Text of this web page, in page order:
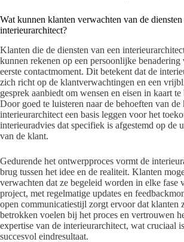
Wat kunnen klanten verwachten van de diensten
interieurarchitect?
Klanten die de diensten van een
kunnen rekenen op een persoonlijke benadering
eerste contactmoment. Dit betekent dat de
zich richt op de klantverwachtingen en een
gesprek aanbiedt om wensen en eisen in kaart te
Door goed te luisteren naar de behoeften van de
interieurarchitect een basis leggen voor het
interieuradvies dat specifiek is afgestemd op de
van de klant.
Gedurende het ontwerpproces vormt de
brug tussen het idee en de realiteit. Klanten
verwachten dat ze begeleid worden in elke fase
project, met regelmatige updates en
open communicatiestijl zorgt ervoor dat klanten
betrokken voelen bij het proces en vertrouwen
expertise van de interieurarchitect, wat cruciaal
succesvol eindresultaat.